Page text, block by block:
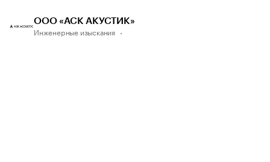
ООО «АСК АКУСТИК»
Инженерные изыскания